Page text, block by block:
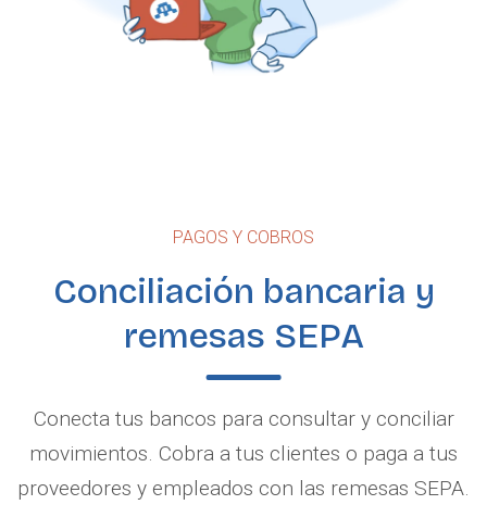
PAGOS Y COBROS
Conciliación bancaria y
remesas SEPA
Conecta tus bancos para consultar y conciliar
movimientos. Cobra a tus clientes o paga a tus
proveedores y empleados con las remesas SEPA.